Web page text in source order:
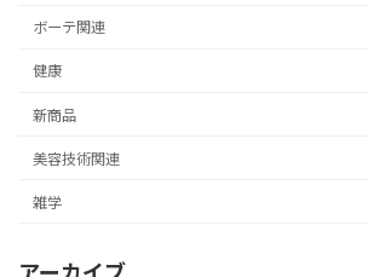
ボーテ関連
健康
新商品
美容技術関連
雑学